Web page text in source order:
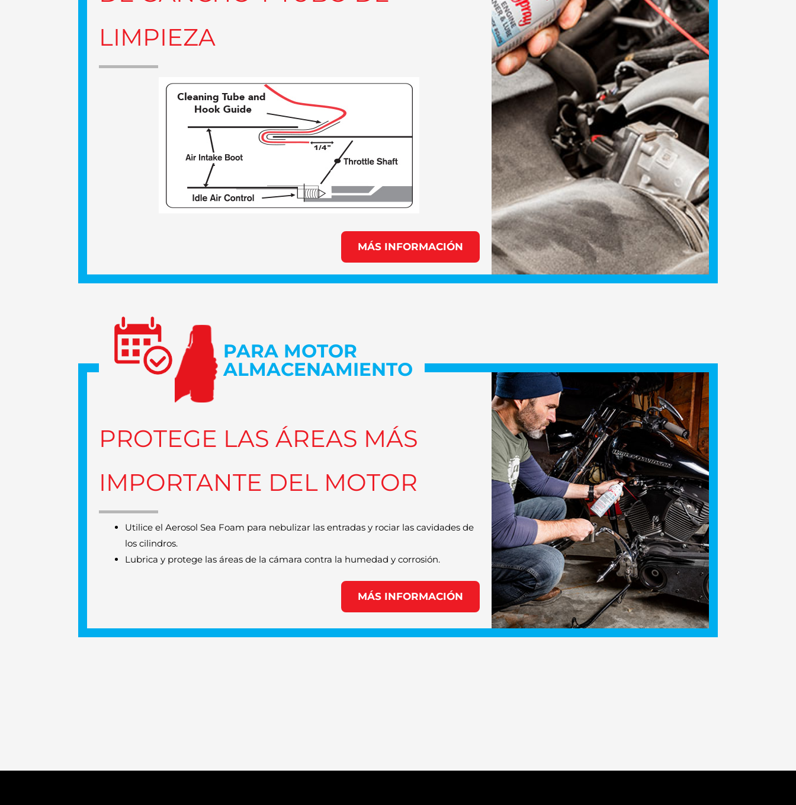
LIMPIEZA
MÁS INFORMACIÓN
PARA MOTOR
ALMACENAMIENTO
PROTEGE LAS ÁREAS MÁS
IMPORTANTE DEL MOTOR
Utilice el Aerosol Sea Foam para nebulizar las entradas y rociar las cavidades de
los cilindros.
Lubrica y protege las áreas de la cámara contra la humedad y corrosión.
MÁS INFORMACIÓN